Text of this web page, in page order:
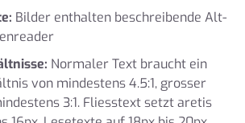
Bilder enthalten beschreibende Alt-
Normaler Text braucht ein
von mindestens 4.5:1, grosser
3:1. Fliesstext setzt aretis